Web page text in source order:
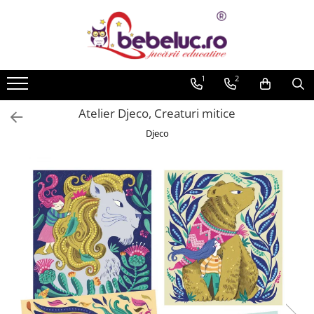
Toate Produsele
Jucarii pe varste
Jucarii educative
Set constructie copii
Cuburi de construit
Seturi Experimente pentru copii
Organele Corpului Uman
Roboti de jucarie
Jucarii Creativitate
Lucru manual copii
Plastilina
Seturi de desen
1 2
Atelier Djeco, Creaturi mitice
Djeco